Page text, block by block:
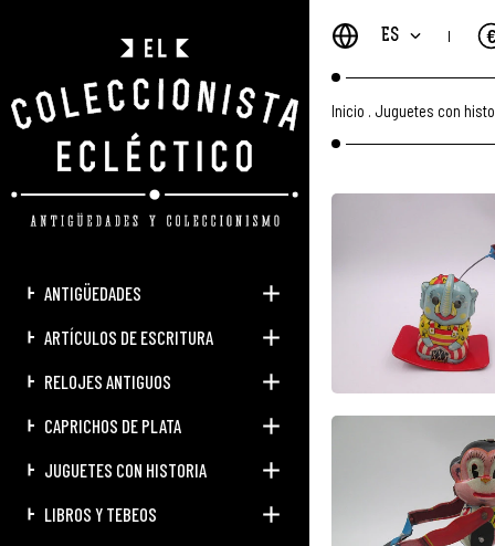
ANTIGÜEDADES
ARTÍCULOS DE ESCRITURA
RELOJES ANTIGUOS
CAPRICHOS DE PLATA
JUGUETES CON HISTORIA
LIBROS Y TEBEOS
ES
Inicio Juguetes con